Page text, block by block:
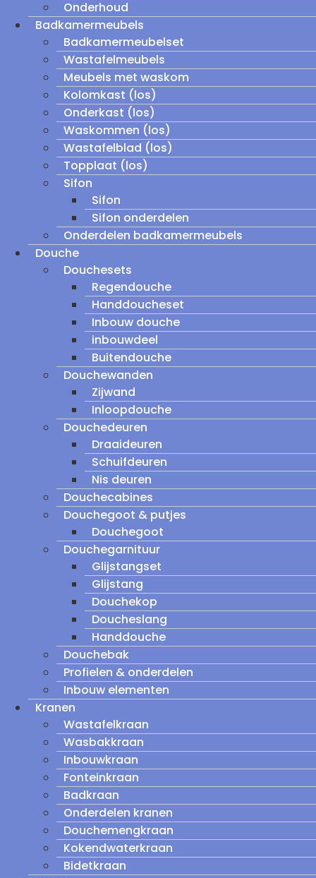
Onderhoud
Badkamermeubels
Badkamermeubelset
Wastafelmeubels
Meubels met waskom
Kolomkast (los)
Onderkast (los)
Waskommen (los)
Wastafelblad (los)
Topplaat (los)
Sifon
Sifon
Sifon onderdelen
Onderdelen badkamermeubels
Douche
Douchesets
Regendouche
Handdoucheset
Inbouw douche
inbouwdeel
Buitendouche
Douchewanden
Zijwand
Inloopdouche
Douchedeuren
Draaideuren
Schuifdeuren
Nis deuren
Douchecabines
Douchegoot & putjes
Douchegoot
Douchegarnituur
Glijstangset
Glijstang
Douchekop
Doucheslang
Handdouche
Douchebak
Profielen & onderdelen
Inbouw elementen
Kranen
Wastafelkraan
Wasbakkraan
Inbouwkraan
Fonteinkraan
Badkraan
Onderdelen kranen
Douchemengkraan
Kokendwaterkraan
Bidetkraan